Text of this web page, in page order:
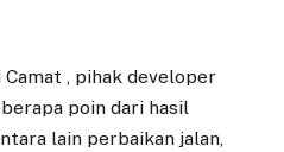
, pihak developer
poin dari hasil
lain perbaikan jalan,